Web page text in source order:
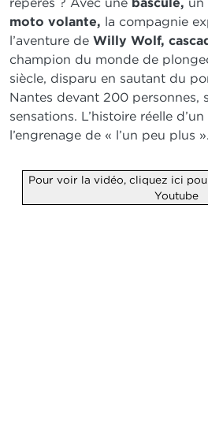
moto volante, la compagnie
l’aventure de Willy Wolf,
champion du monde de
siècle, disparu en sautant du
Nantes devant 200 personnes,
sensations. L’histoire réelle
l’engrenage de « l’un peu plus
Pour voir la vidéo, cliquez ici
Youtube